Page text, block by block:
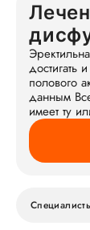
достигать
полового
данным
имеет ту